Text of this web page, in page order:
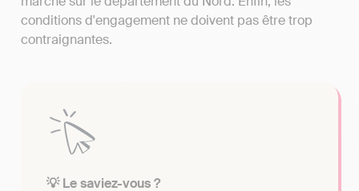
conditions d'engagement ne doivent pas être trop
contraignantes.
💡 Le saviez-vous ?